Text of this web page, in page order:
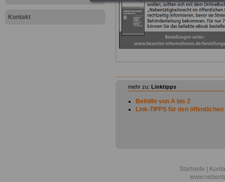
Kontakt
mehr zu: Linktipps
Beihilfe von A bis Z
Link-TIPPS für den
Startseite